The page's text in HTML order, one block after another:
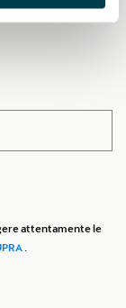
attentamente le